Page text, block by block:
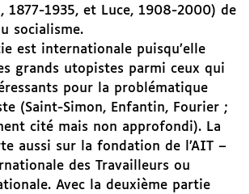
1877-1935, et Luce, 1908-2000) de
socialisme.
est internationale puisqu’elle
grands utopistes parmi ceux qui
pour la problématique
(Saint-Simon, Enfantin, Fourier ;
cité mais non approfondi). La
aussi sur la fondation de l’AIT –
des Travailleurs ou
Avec la deuxième partie